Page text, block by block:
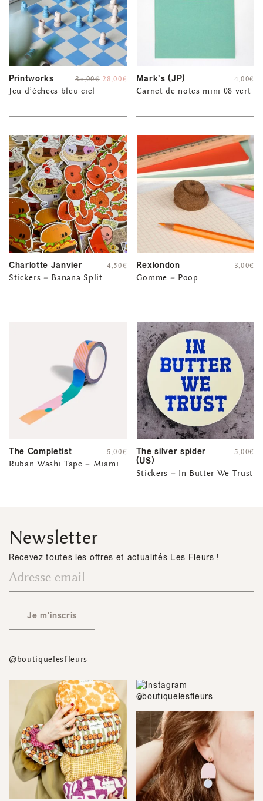
Printworks
Jeu d’échecs bleu ciel
35,00€ 28,00€ Mark's (JP)
Carnet de notes mini 08 vert
4,00€
Charlotte Janvier
Stickers – Banana Split
4,50€ Rexlondon
Gomme – Poop
3,00€
The Completist
Ruban Washi Tape – Miami
5,00€
The silver spider
(US)
Stickers – In Butter We Trust
5,00€
Newsletter
Recevez toutes les offres et actualités Les Fleurs !
Je m'inscris
@boutiquelesfleurs